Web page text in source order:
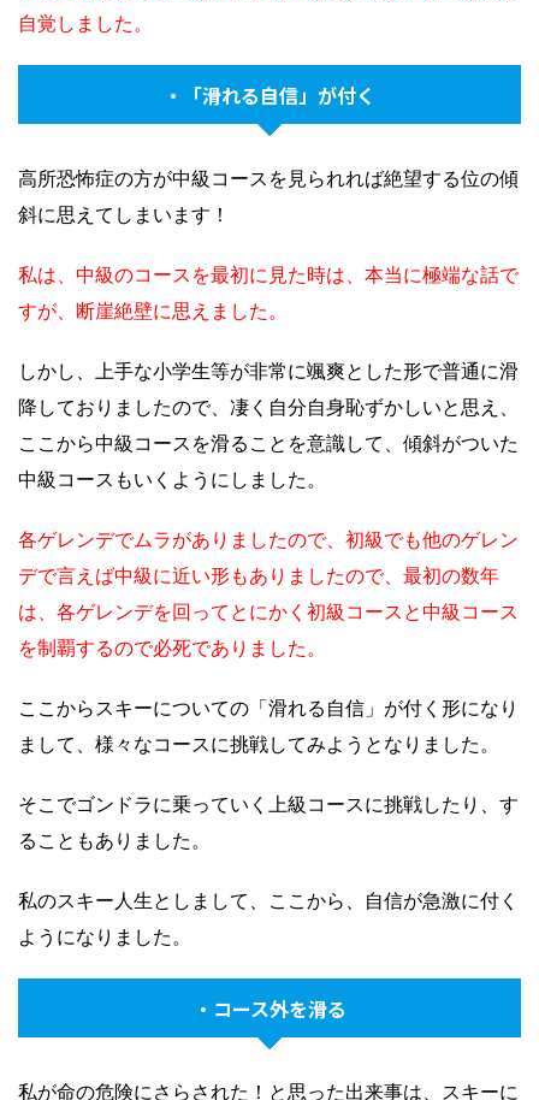
自覚しました。
・「滑れる自信」が付く
高所恐怖症の方が中級コースを見られれば絶望する位の傾
斜に思えてしまいます！
私は、中級のコースを最初に見た時は、本当に極端な話で
すが、断崖絶壁に思えました。
しかし、上手な小学生等が非常に颯爽とした形で普通に滑
降しておりましたので、凄く自分自身恥ずかしいと思え、
ここから中級コースを滑ることを意識して、傾斜がついた
中級コースもいくようにしました。
各ゲレンデでムラがありましたので、初級でも他のゲレン
デで言えば中級に近い形もありましたので、最初の数年
は、各ゲレンデを回ってとにかく初級コースと中級コース
を制覇するので必死でありました。
ここからスキーについての「滑れる自信」が付く形になり
まして、様々なコースに挑戦してみようとなりました。
そこでゴンドラに乗っていく上級コースに挑戦したり、す
ることもありました。
私のスキー人生としまして、ここから、自信が急激に付く
ようになりました。
・コース外を滑る
私が命の危険にさらされた！と思った出来事は、スキーに